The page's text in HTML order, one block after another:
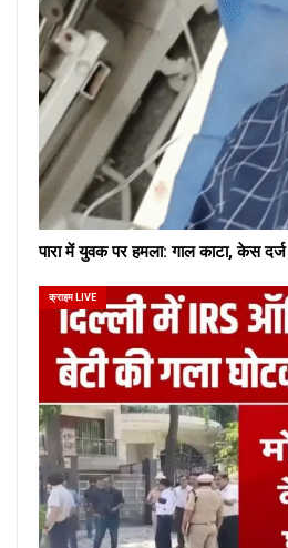
पारा में युवक पर हमला: गाल काटा, केस दर्ज
क्राइम LIVE